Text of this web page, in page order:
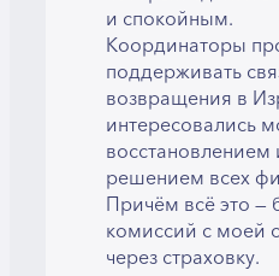
и спокойным.
Координаторы
поддерживать
возвращения в
интересовались
восстановлением
решением всех
Причём всё это —
комиссий с моей
через страховку.